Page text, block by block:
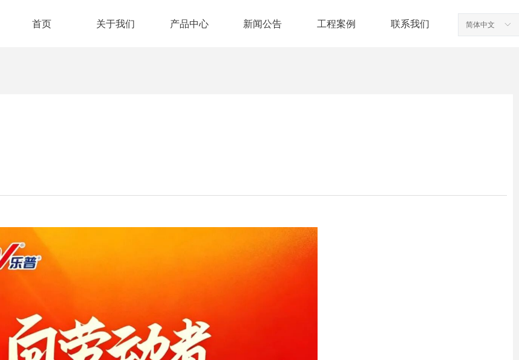
首页 关于我们 产品中心 新闻公告 工程案例 联系我们 ꀅ
简体中文